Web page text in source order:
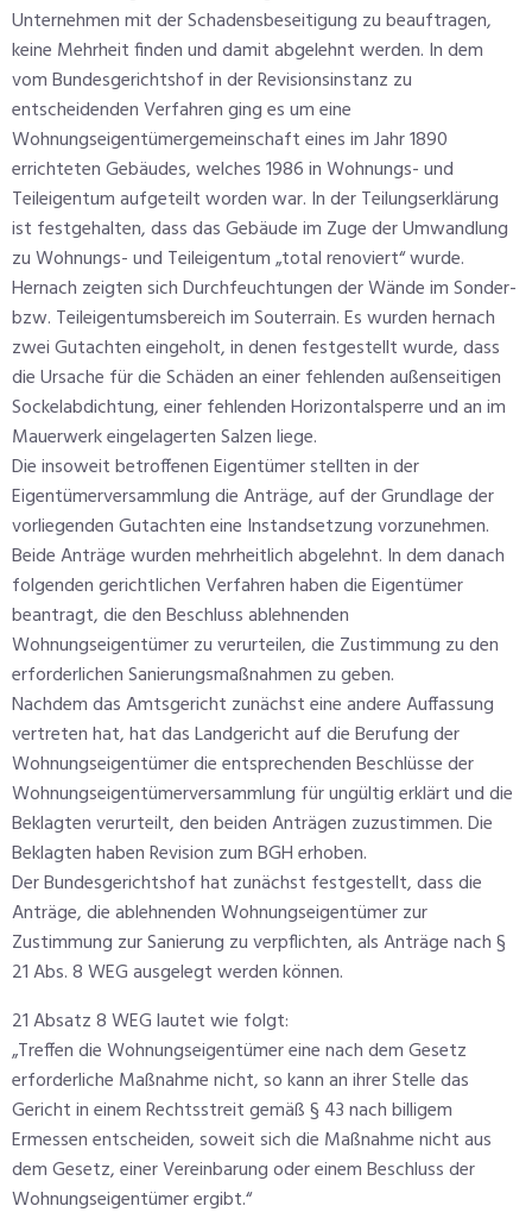
Unternehmen mit der Schadensbeseitigung zu beauftragen,
keine Mehrheit finden und damit abgelehnt werden. In dem
vom Bundesgerichtshof in der Revisionsinstanz zu
entscheidenden Verfahren ging es um eine
Wohnungseigentümergemeinschaft eines im Jahr 1890
errichteten Gebäudes, welches 1986 in Wohnungs- und
Teileigentum aufgeteilt worden war. In der Teilungserklärung
ist festgehalten, dass das Gebäude im Zuge der Umwandlung
zu Wohnungs- und Teileigentum „total renoviert“ wurde.
Hernach zeigten sich Durchfeuchtungen der Wände im Sonder-
bzw. Teileigentumsbereich im Souterrain. Es wurden hernach
zwei Gutachten eingeholt, in denen festgestellt wurde, dass
die Ursache für die Schäden an einer fehlenden außenseitigen
Sockelabdichtung, einer fehlenden Horizontalsperre und an im
Mauerwerk eingelagerten Salzen liege.
Die insoweit betroffenen Eigentümer stellten in der
Eigentümerversammlung die Anträge, auf der Grundlage der
vorliegenden Gutachten eine Instandsetzung vorzunehmen.
Beide Anträge wurden mehrheitlich abgelehnt. In dem danach
folgenden gerichtlichen Verfahren haben die Eigentümer
beantragt, die den Beschluss ablehnenden
Wohnungseigentümer zu verurteilen, die Zustimmung zu den
erforderlichen Sanierungsmaßnahmen zu geben.
Nachdem das Amtsgericht zunächst eine andere Auffassung
vertreten hat, hat das Landgericht auf die Berufung der
Wohnungseigentümer die entsprechenden Beschlüsse der
Wohnungseigentümerversammlung für ungültig erklärt und die
Beklagten verurteilt, den beiden Anträgen zuzustimmen. Die
Beklagten haben Revision zum BGH erhoben.
Der Bundesgerichtshof hat zunächst festgestellt, dass die
Anträge, die ablehnenden Wohnungseigentümer zur
Zustimmung zur Sanierung zu verpflichten, als Anträge nach §
21 Abs. 8 WEG ausgelegt werden können.
21 Absatz 8 WEG lautet wie folgt:
„Treffen die Wohnungseigentümer eine nach dem Gesetz
erforderliche Maßnahme nicht, so kann an ihrer Stelle das
Gericht in einem Rechtsstreit gemäß § 43 nach billigem
Ermessen entscheiden, soweit sich die Maßnahme nicht aus
dem Gesetz, einer Vereinbarung oder einem Beschluss der
Wohnungseigentümer ergibt.“